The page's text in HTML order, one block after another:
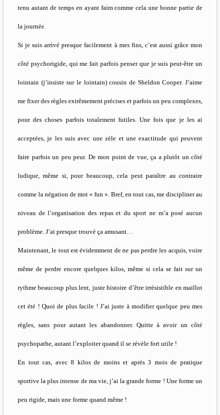
tenu autant de temps en ayant faim comme cela une bonne partie de
la journée.
Si je suis arrivé presque facilement à mes fins, c’est aussi grâce mon
côté psychorigide, qui me fait parfois penser que je suis peut-être un
lointain (j’insiste sur le lointain) cousin de Sheldon Cooper. J’aime
me fixer des règles extrêmement précises et parfois un peu complexes,
pour des choses parfois totalement futiles. Une fois que je les ai
acceptées, je les suis avec une zèle et une exactitude qui peuvent
faire parfois un peu peur. De mon point de vue, ça a plutôt un côté
ludique, même si, pour beaucoup, cela peut paraître au contraire
comme la négation de mot « fun ». Bref, en tout cas, me discipliner au
niveau de l’organisation des repas et du sport ne m’a posé aucun
problème. J’ai presque trouvé ça amusant…
Maintenant, le tout est évidemment de ne pas perdre les acquis, voire
même de perdre encore quelques kilos, même si cela se fait sur un
rythme beaucoup plus lent, juste histoire d’être irrésistible en maillot
cet été ! Quoi de plus facile ! J’ai juste à modifier quelque peu mes
règles, sans pour autant les abandonner. Quitte à avoir un côté
psychopathe, autant l’exploiter quand il se révèle fort utile !
En tout cas, avec 8 kilos de moins et après 3 mois de pratique
sportive la plus intense de ma vie, j’ai la grande forme ! Une forme un
peu rigide, mais une forme quand même !